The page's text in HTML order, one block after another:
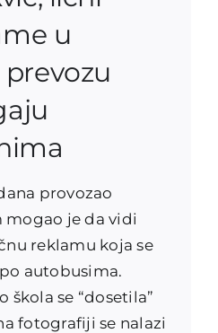
u
provozao
je da vidi
reklamu koja se
autobusima.
škola se “dosetila”
fotografiji se nalazi